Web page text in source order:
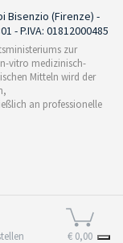
€ 0,00
Bisenzio (Firenze) -
- P.IVA: 01812000485
zur
vitro medizinisch-
Mitteln wird der
an professionelle